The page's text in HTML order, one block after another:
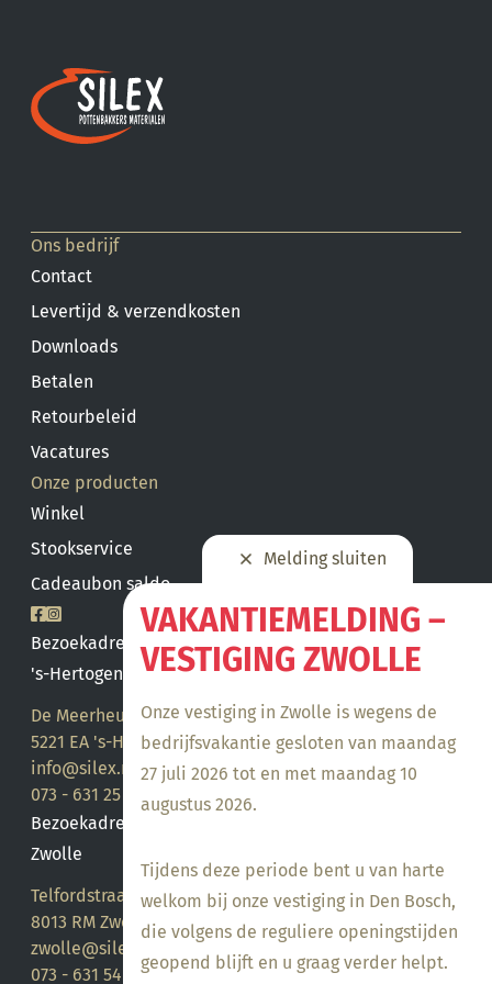
Melding sluiten
VAKANTIEMELDING –
VESTIGING ZWOLLE
Onze vestiging in Zwolle is wegens de
bedrijfsvakantie gesloten van maandag
27 juli 2026 tot en met maandag 10
augustus 2026.
Tijdens deze periode bent u van harte
welkom bij onze vestiging in Den Bosch,
die volgens de reguliere openingstijden
geopend blijft en u graag verder helpt.
Ons bedrijf
Contact
Levertijd & verzendkosten
Downloads
Betalen
Retourbeleid
Vacatures
Onze producten
Winkel
Stookservice
Cadeaubon saldo
Bezoekadres
's-Hertogenbosch
De Meerheuvel 21
5221 EA 's-Hertogenbosch
info@silex.nl
073 - 631 25 28
Bezoekadres
Zwolle
Telfordstraat 14
8013 RM Zwolle
zwolle@silex.nl
073 - 631 54 05